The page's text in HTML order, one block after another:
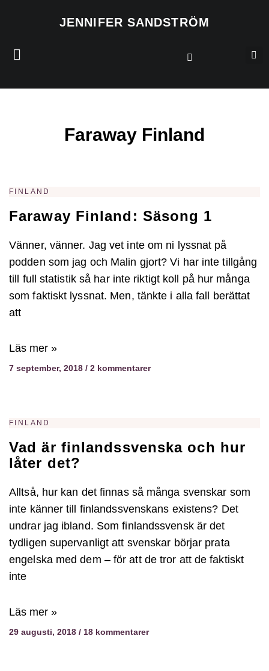
JENNIFER SANDSTRÖM
Faraway Finland
FINLAND
Faraway Finland: Säsong 1
Vänner, vänner. Jag vet inte om ni lyssnat på
podden som jag och Malin gjort? Vi har inte tillgång
till full statistik så har inte riktigt koll på hur många
som faktiskt lyssnat. Men, tänkte i alla fall berättat
att
Läs mer »
7 september, 2018 2 kommentarer
FINLAND
Vad är finlandssvenska och hur
låter det?
Alltså, hur kan det finnas så många svenskar som
inte känner till finlandssvenskans existens? Det
undrar jag ibland. Som finlandssvensk är det
tydligen supervanligt att svenskar börjar prata
engelska med dem – för att de tror att de faktiskt
inte
Läs mer »
29 augusti, 2018 18 kommentarer